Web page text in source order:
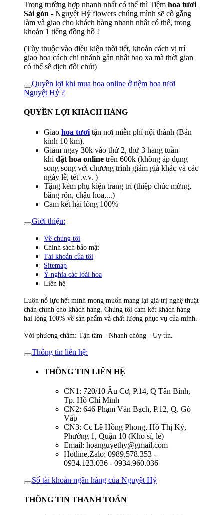
Trong trường hợp nhanh nhất có thể thì Tiệm hoa tươi
Sài gòn - Nguyệt Hỷ flowers chúng mình sẽ cố gắng
làm và giao cho khách hàng nhanh nhất có thể, trong
khoản 1 tiếng đồng hồ !
(Tùy thuộc vào điều kiện thời tiết, khoản cách vị trí
giao hoa cách chi nhánh gần nhất bao xa mà thời gian
có thể sê dịch đôi chút)
Quyền lợi khi mua hoa online ở tiệm hoa tươi
Nguyệt Hỷ ?
QUYỀN LỢI KHÁCH HÀNG
Giao hoa tươi tận nơi miễn phí nội thành (Bán
kính 10 km).
Giảm ngay 30k vào thứ 2, thứ 3 hàng tuần
khi đặt hoa online trên 600k (không áp dụng
song song với chương trình giảm giá khác và các
ngày lễ, tết .v.v. )
Tặng kèm phụ kiện trang trí (thiệp chúc mừng,
băng rôn, chậu hoa,...)
Cam kết hài lòng 100%
Giới thiệu:
Về chúng tôi
Chính sách bảo mật
Tài khoản của tôi
Sitemap
Ý nghĩa các loài hoa
Liên hệ
Luôn nỗ lực hết mình mong muốn mang lại giá trị nghệ thuật
chân chính cho khách hàng. Chúng tôi cam kết khách hàng
hài lòng 100% về sản phẩm và chất lượng phục vụ của mình.
Với phương châm: Tận tâm - Nhanh chóng - Uy tín.
Thông tin liên hệ:
THÔNG TIN LIÊN HỆ
CN1: 720/10 Âu Cơ, P.14, Q Tân Bình,
Tp. Hồ Chí Minh
CN2: 646 Phạm Văn Bạch, P.12, Q. Gò
Vấp
CN3: Cc Lê Hồng Phong, Hồ Thị Kỷ,
Phường 1, Quận 10 (Kho sỉ, lẻ)
Email: hoanguyethy@gmail.com
Hotline,Zalo: 0989.578.353 -
0934.123.036 - 0934.960.036
Số tài khoản ngân hàng của Nguyệt Hỷ
THÔNG TIN THANH TOÁN